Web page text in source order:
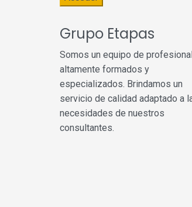
Grupo Etapas
Somos un equipo de
altamente formados y
especializados. Brindamos un
servicio de calidad adaptado a
necesidades de nuestros
consultantes.